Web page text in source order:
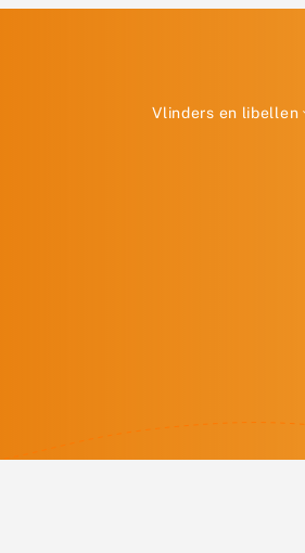
Vlinders en libellen